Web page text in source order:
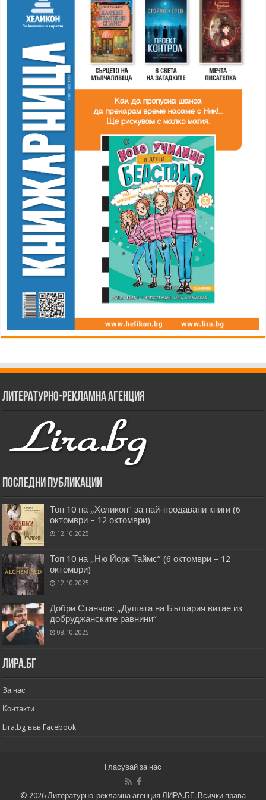
Литературно-рекламна агенция
Последни публикации
Топ 10 на „Хеликон” за най-продавани книги (6
октомври – 12 октомври)
12.10.2025
Топ 10 на „Ню Йорк Таймс” (6 октомври – 12
октомври)
12.10.2025
Добри Станчов: „Душата на България витае из
добруджанските равнини“
08.10.2025
Лира.бг
За нас
Контакти
Lira.bg във Facebook
Гласувай за нас
© 2026 Литературно-рекламна агенция ЛИРА.БГ. Всички права